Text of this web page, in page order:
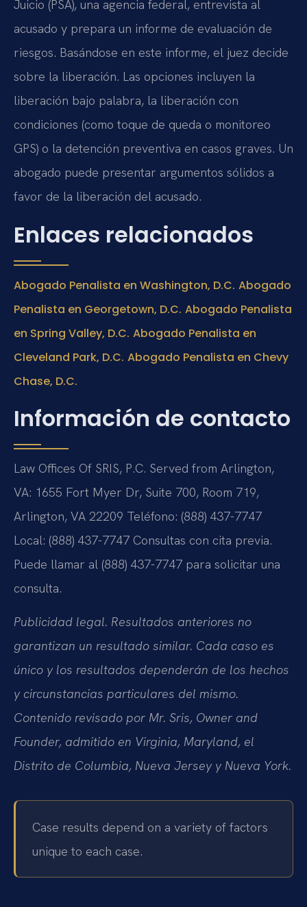
Juicio (PSA), una agencia federal, entrevista al
acusado y prepara un informe de evaluación de
riesgos. Basándose en este informe, el juez decide
sobre la liberación. Las opciones incluyen la
liberación bajo palabra, la liberación con
condiciones (como toque de queda o monitoreo
GPS) o la detención preventiva en casos graves. Un
abogado puede presentar argumentos sólidos a
favor de la liberación del acusado.
Enlaces relacionados
Abogado Penalista en Washington, D.C. Abogado
Penalista en Georgetown, D.C. Abogado Penalista
en Spring Valley, D.C. Abogado Penalista en
Cleveland Park, D.C. Abogado Penalista en Chevy
Chase, D.C.
Información de contacto
Law Offices Of SRIS, P.C. Served from Arlington,
VA: 1655 Fort Myer Dr, Suite 700, Room 719,
Arlington, VA 22209 Teléfono: (888) 437-7747
Local: (888) 437-7747 Consultas con cita previa.
Puede llamar al (888) 437-7747 para solicitar una
consulta.
Publicidad legal. Resultados anteriores no
garantizan un resultado similar. Cada caso es
único y los resultados dependerán de los hechos
y circunstancias particulares del mismo.
Contenido revisado por Mr. Sris, Owner and
Founder, admitido en Virginia, Maryland, el
Distrito de Columbia, Nueva Jersey y Nueva York.
Case results depend on a variety of factors
unique to each case.